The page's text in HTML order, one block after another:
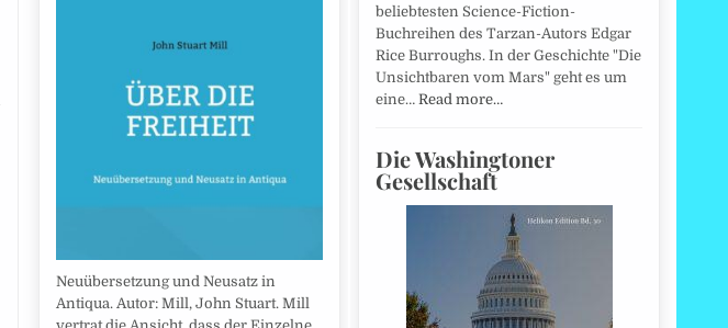
Neuübersetzung und Neusatz in
Antiqua. Autor: Mill, John Stuart. Mill
beliebtesten Science-Fiction-
Buchreihen des Tarzan-Autors Edgar
Rice Burroughs. In der Geschichte "Die
Unsichtbaren vom Mars" geht es um
eine… Read more…
Die Washingtoner
Gesellschaft